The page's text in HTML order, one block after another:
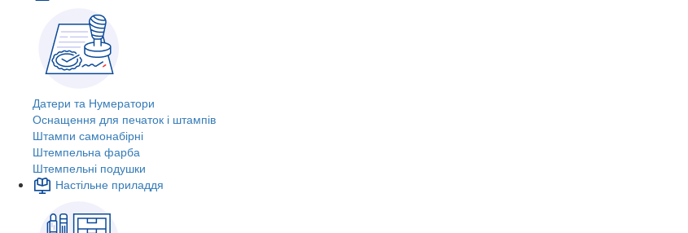
Датери та Нумератори
Оснащення для печаток і штампів
Штампи самонабірні
Штемпельна фарба
Штемпельні подушки
Настільне приладдя